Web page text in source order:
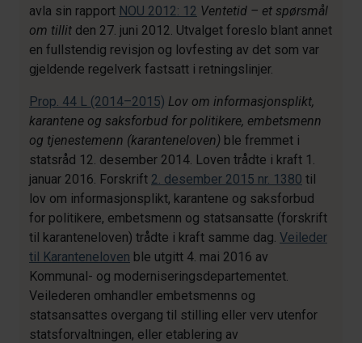
avla sin rapport NOU 2012: 12 Ventetid – et spørsmål
om tillit den 27. juni 2012. Utvalget foreslo blant annet
en fullstendig revisjon og lovfesting av det som var
gjeldende regelverk fastsatt i retningslinjer.
Prop. 44 L (2014–2015) Lov om informasjonsplikt,
karantene og saksforbud for politikere, embetsmenn
og tjenestemenn (karanteneloven) ble fremmet i
statsråd 12. desember 2014. Loven trådte i kraft 1.
januar 2016. Forskrift 2. desember 2015 nr. 1380 til
lov om informasjonsplikt, karantene og saksforbud
for politikere, embetsmenn og statsansatte (forskrift
til karanteneloven) trådte i kraft samme dag. Veileder
til Karanteneloven ble utgitt 4. mai 2016 av
Kommunal- og moderniseringsdepartementet.
Veilederen omhandler embetsmenns og
statsansattes overgang til stilling eller verv utenfor
statsforvaltningen, eller etablering av